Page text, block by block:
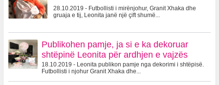
28.10.2019 - Futbollisti i mirënjohur, Granit Xhaka dhe
gruaja e tij, Leonita janë një çift shumë...
Publikohen pamje, ja si e ka dekoruar
shtëpinë Leonita për ardhjen e vajzës
18.10.2019 - Leonita publikon pamje nga dekorimi i shtëpisë.
Futbollisti i njohur Granit Xhaka dhe...